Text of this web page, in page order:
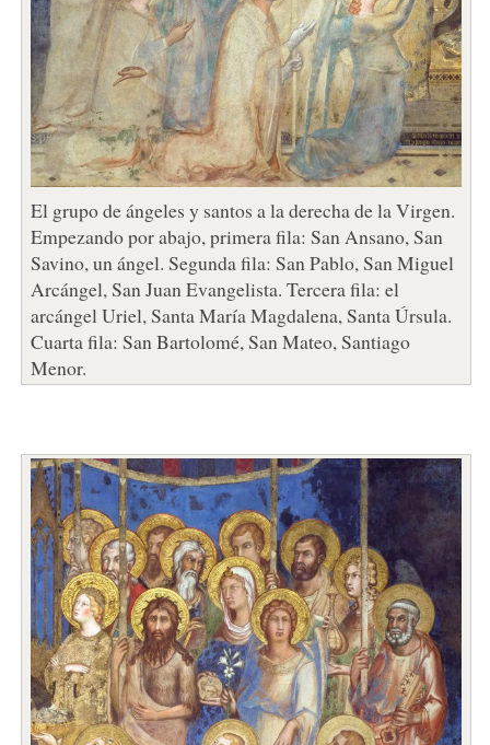
El grupo de ángeles y santos a la derecha de la Virgen.
Empezando por abajo, primera fila: San Ansano, San
Savino, un ángel. Segunda fila: San Pablo, San Miguel
Arcángel, San Juan Evangelista. Tercera fila: el
arcángel Uriel, Santa María Magdalena, Santa Úrsula.
Cuarta fila: San Bartolomé, San Mateo, Santiago
Menor.